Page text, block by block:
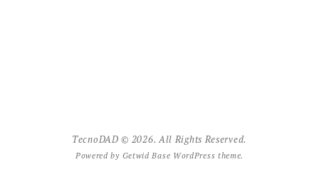
TecnoDAD © 2026. All Rights Reserved.
Powered by Getwid Base WordPress theme.